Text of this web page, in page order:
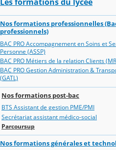
Nos formations professionnelles
professionnels)
BAC PRO Accompagnement en Soins et
Personne (ASSP)
BAC PRO Métiers de la relation Clients
BAC PRO Gestion Administration &
(GATL)
Nos formations post-bac
BTS Assistant de gestion PME/PMI
Secrétariat assistant médico-social
Parcoursup
Nos formations générales et